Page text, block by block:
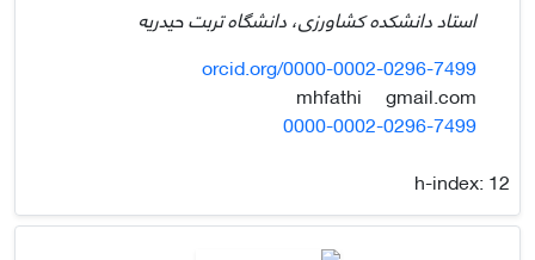
استاد دانشکده کشاورزی، دانشگاه تربت حیدریه
orcid.org/0000-0002-0296-7499
gmail.com
0000-0002-0296-7499
h-index:12